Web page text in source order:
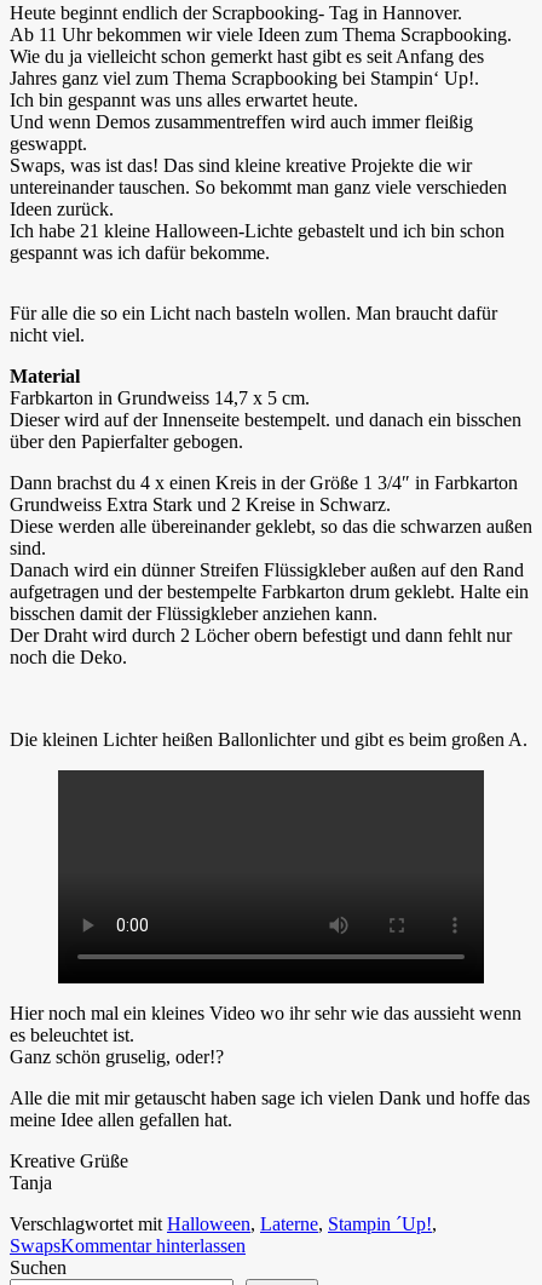
Heute beginnt endlich der Scrapbooking- Tag in Hannover.
Ab 11 Uhr bekommen wir viele Ideen zum Thema Scrapbooking.
Wie du ja vielleicht schon gemerkt hast gibt es seit Anfang des
Jahres ganz viel zum Thema Scrapbooking bei Stampin‘ Up!.
Ich bin gespannt was uns alles erwartet heute.
Und wenn Demos zusammentreffen wird auch immer fleißig
geswappt.
Swaps, was ist das! Das sind kleine kreative Projekte die wir
untereinander tauschen. So bekommt man ganz viele verschieden
Ideen zurück.
Ich habe 21 kleine Halloween-Lichte gebastelt und ich bin schon
gespannt was ich dafür bekomme.
Für alle die so ein Licht nach basteln wollen. Man braucht dafür
nicht viel.
Material
Farbkarton in Grundweiss 14,7 x 5 cm.
Dieser wird auf der Innenseite bestempelt. und danach ein bisschen
über den Papierfalter gebogen.
Dann brachst du 4 x einen Kreis in der Größe 1 3/4″ in Farbkarton
Grundweiss Extra Stark und 2 Kreise in Schwarz.
Diese werden alle übereinander geklebt, so das die schwarzen außen
sind.
Danach wird ein dünner Streifen Flüssigkleber außen auf den Rand
aufgetragen und der bestempelte Farbkarton drum geklebt. Halte ein
bisschen damit der Flüssigkleber anziehen kann.
Der Draht wird durch 2 Löcher obern befestigt und dann fehlt nur
noch die Deko.
Die kleinen Lichter heißen Ballonlichter und gibt es beim großen A.
Hier noch mal ein kleines Video wo ihr sehr wie das aussieht wenn
es beleuchtet ist.
Ganz schön gruselig, oder!?
Alle die mit mir getauscht haben sage ich vielen Dank und hoffe das
meine Idee allen gefallen hat.
Kreative Grüße
Tanja
Verschlagwortet mit Halloween, Laterne, Stampin ´Up!,
SwapsKommentar hinterlassen
Suchen